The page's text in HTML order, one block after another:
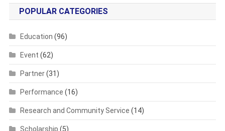
POPULAR CATEGORIES
Education (96)
Event (62)
Partner(31)
Performance (16)
Research and Community Service (14)
Scholarship (5)